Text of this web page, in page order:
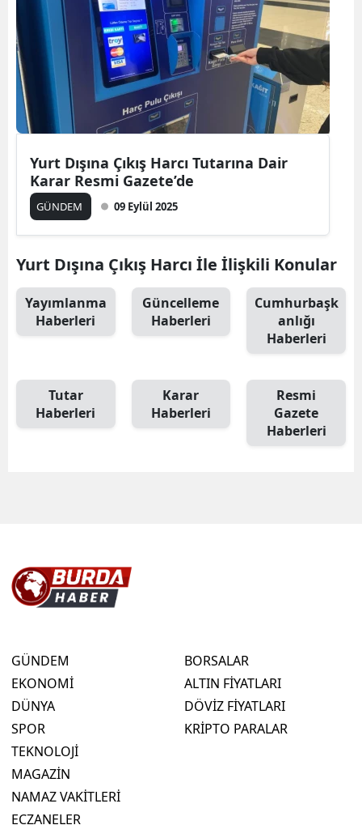
Yurt Dışına Çıkış Harcı Tutarına Dair
Karar Resmi Gazete’de
GÜNDEM 09 Eylül 2025
Yurt Dışına Çıkış Harcı İle İlişkili Konular
Yayımlanma
Haberleri
Güncelleme
Haberleri
Cumhurbaşk
anlığı
Haberleri
Tutar
Haberleri
Karar
Haberleri
Resmi
Gazete
Haberleri
GÜNDEM
EKONOMİ
DÜNYA
SPOR
TEKNOLOJİ
MAGAZİN
NAMAZ VAKİTLERİ
ECZANELER
BORSALAR
ALTIN FİYATLARI
DÖVİZ FİYATLARI
KRİPTO PARALAR